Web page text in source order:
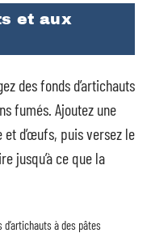
et aux
des fonds d’artichauts
fumés. Ajoutez une
d’œufs, puis versez le
jusqu’à ce que la
à des pâtes